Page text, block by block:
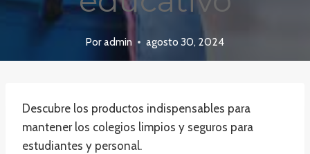
Poradmin agosto 30, 2024
Descubre los productos indispensables para
mantener los colegios limpios y seguros para
estudiantes y personal.